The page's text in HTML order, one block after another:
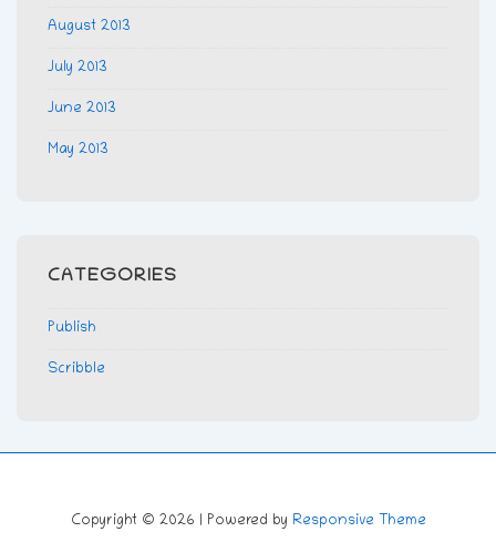
August 2013
July 2013
June 2013
May 2013
CATEGORIES
Publish
Scribble
Copyright © 2026 | Powered by Responsive Theme